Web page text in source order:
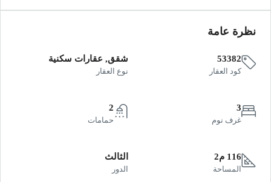
نظرة عامة
53382
كود العقار
شقق, عقارات سكنية
نوع العقار
3
غرف نوم
2
حمامات
116 م2
المساحة
الثالث
الدور